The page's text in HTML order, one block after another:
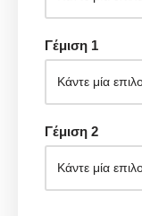
Γέμιση 1
Γέμιση 2